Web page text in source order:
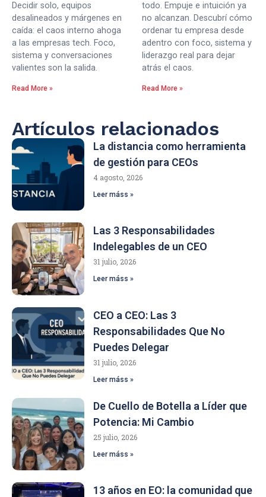
Decidir solo, equipos
desalineados y márgenes en
caída: el caos interno ahoga
a las empresas tech. Foco,
sistema y conversaciones
valientes son la salida.
Read More »
todo. Empuje e intuición ya
no alcanzan. Descubrí cómo
ordenar tu empresa desde
adentro con foco, sistema y
liderazgo real para dejar
atrás el caos.
Read More »
Artículos relacionados
La distancia como herramienta
de gestión para CEOs
4 agosto, 2026
Leer máss »
Las 3 Responsabilidades
Indelegables de un CEO
31 julio, 2026
Leer máss »
CEO a CEO: Las 3
Responsabilidades Que No
Puedes Delegar
31 julio, 2026
Leer máss »
De Cuello de Botella a Líder que
Potencia: Mi Cambio
25 julio, 2026
Leer máss »
13 años en EO: la comunidad que